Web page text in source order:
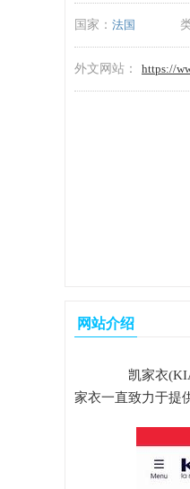
国家： 法国
外文网站： https://
网站介绍
凯家衣
家衣一直致力于提